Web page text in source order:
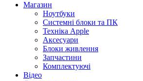
Магазин
Ноутбуки
Системні блоки та ПК
Техніка Apple
Аксесуари
Блоки живлення
Запчастини
Комплектуючі
Відео